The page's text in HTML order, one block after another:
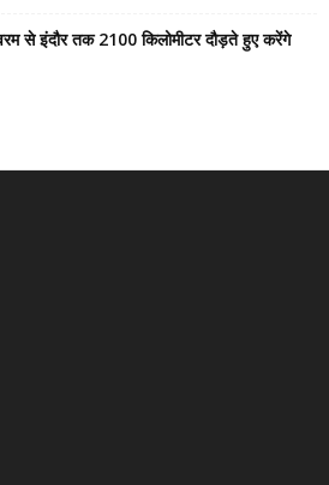
से इंदौर तक 2100 किलोमीटर दौड़ते हुए करेंगे